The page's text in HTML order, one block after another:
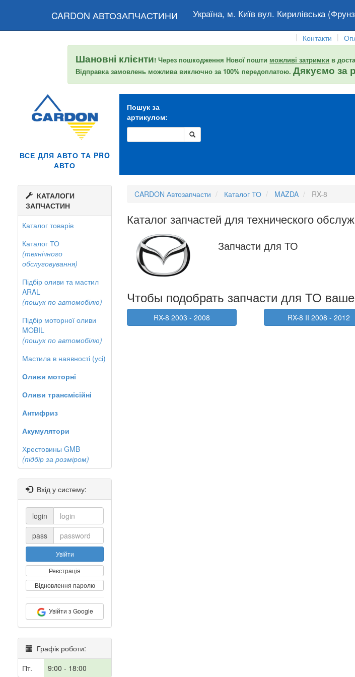
CARDON АВТОЗАПЧАСТИНИ Україна, м. Київ вул. Кирилівська
|
Контакти |
Шановні клієнти! Через пошкодження Нової пошти можливі затримки в
Відправка замовлень можлива виключно за 100% передоплатою.Дякуємо за
ВСЕ ДЛЯ АВТО ТА PRO
АВТО
Пошук за
артикулом:
КАТАЛОГИ
ЗАПЧАСТИН
Каталог товарів
Каталог ТО
(технічного
обслуговування)
Підбір оливи та мастил
ARAL
(пошук по автомобілю)
Підбір моторної оливи
MOBIL
(пошук по автомобілю)
Мастила в наявності (усі)
Оливи моторні
Оливи трансмісійні
Антифриз
Акумулятори
Хрестовины GMB
(підбір за розміром)
Вхід у систему:
login
pass
Увійти
Реєстрація
Відновлення паролю
Увійти з Google
Графік роботи:
Пт.
9:00 - 18:00
CARDON Автозапчасти Каталог ТО MAZDA RX-8
Каталог запчастей для технического
Запчасти для ТО
Чтобы подобрать запчасти для ТО
RX-8 2003 - 2008 RX-8 II 2008 - 2012